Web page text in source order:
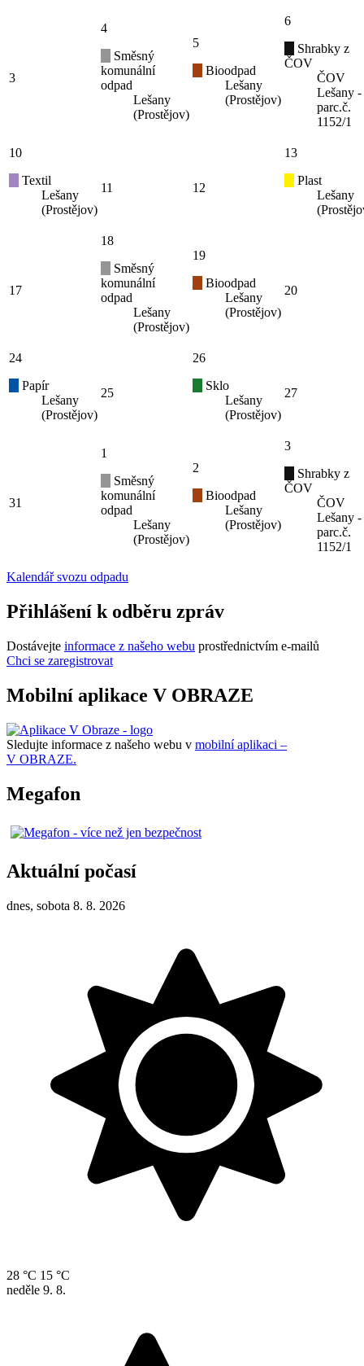
3
4
Směsný
komunální
odpad
Lešany
(Prostějov)
5
Bioodpad
Lešany
(Prostějov)
6
Shrabky z
ČOV
ČOV
Lešany -
parc.č.
1152/1
10
Textil
Lešany
(Prostějov)
11 12
13
Plast
Lešany
17
18
Směsný
komunální
odpad
Lešany
(Prostějov)
19
Bioodpad
Lešany
(Prostějov)
20
24
Papír
Lešany
(Prostějov)
25
26
Sklo
Lešany
(Prostějov)
27
31
1
Směsný
komunální
odpad
Lešany
(Prostějov)
2
Bioodpad
Lešany
(Prostějov)
3
Shrabky z
ČOV
ČOV
Lešany -
parc.č.
1152/1
Kalendář svozu odpadu
Přihlášení k odběru zpráv
Dostávejte informace z našeho webu prostřednictvím e-mailů
Chci se zaregistrovat
Mobilní aplikace V OBRAZE
Sledujte informace z našeho webu v mobilní aplikaci –
V OBRAZE.
Megafon
Aktuální počasí
dnes, sobota 8. 8. 2026
28 °C 15 °C
neděle 9. 8.